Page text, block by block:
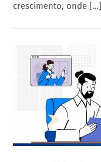
crescimento, onde […]